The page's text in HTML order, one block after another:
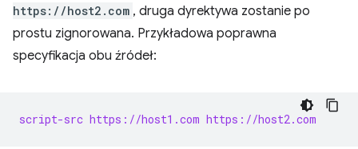
https://host2.com , druga dyrektywa zostanie po
prostu zignorowana. Przykładowa poprawna
specyfikacja obu źródeł:
script-src https://host1.com https://host2.com